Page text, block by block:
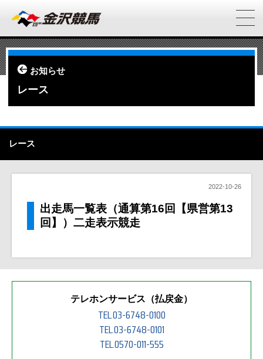
お知らせ
レース
レース
2022-10-26
出走馬一覧表（通算第16回【県営第13
回】）二走表示競走
テレホンサービス（払戻金）
TEL.03-6748-0100
TEL.03-6748-0101
TEL.0570-011-555